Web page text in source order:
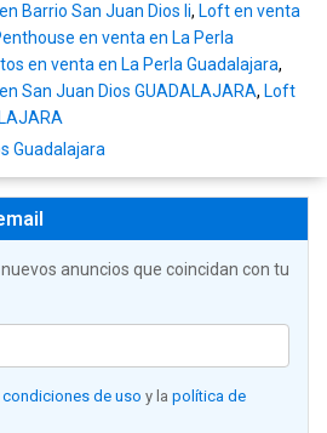
Barrio San Juan Dios Ii, Loft en venta
en venta en La Perla
en venta en La Perla Guadalajara,
San Juan Dios GUADALAJARA, Loft
Guadalajara
anuncios que coincidan con tu
condiciones de uso y la política de